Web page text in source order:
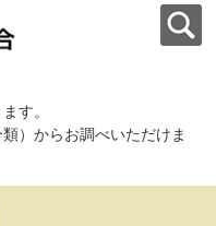
す。
）からお調べいただけま